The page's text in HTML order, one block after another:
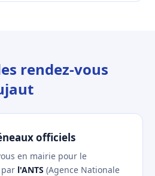
rendez-vous
officiels
en mairie pour le
l'ANTS (Agence Nationale